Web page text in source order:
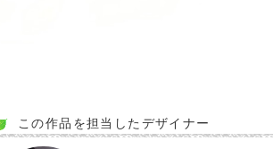
この作品を担当したデザイナー